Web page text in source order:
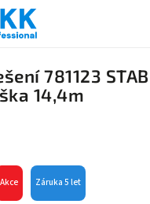
781123
14,4m
Akce Záruka 5 let